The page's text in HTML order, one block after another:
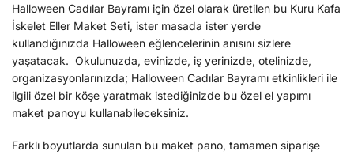
Halloween Cadılar Bayramı için özel olarak üretilen bu Kuru Kafa
İskelet Eller Maket Seti, ister masada ister yerde
kullandığınızda Halloween eğlencelerinin anısını sizlere
yaşatacak. Okulunuzda, evinizde, iş yerinizde, otelinizde,
organizasyonlarınızda; Halloween Cadılar Bayramı etkinlikleri ile
ilgili özel bir köşe yaratmak istediğinizde bu özel el yapımı
maket panoyu kullanabileceksiniz.
Farklı boyutlarda sunulan bu maket pano, tamamen siparişe